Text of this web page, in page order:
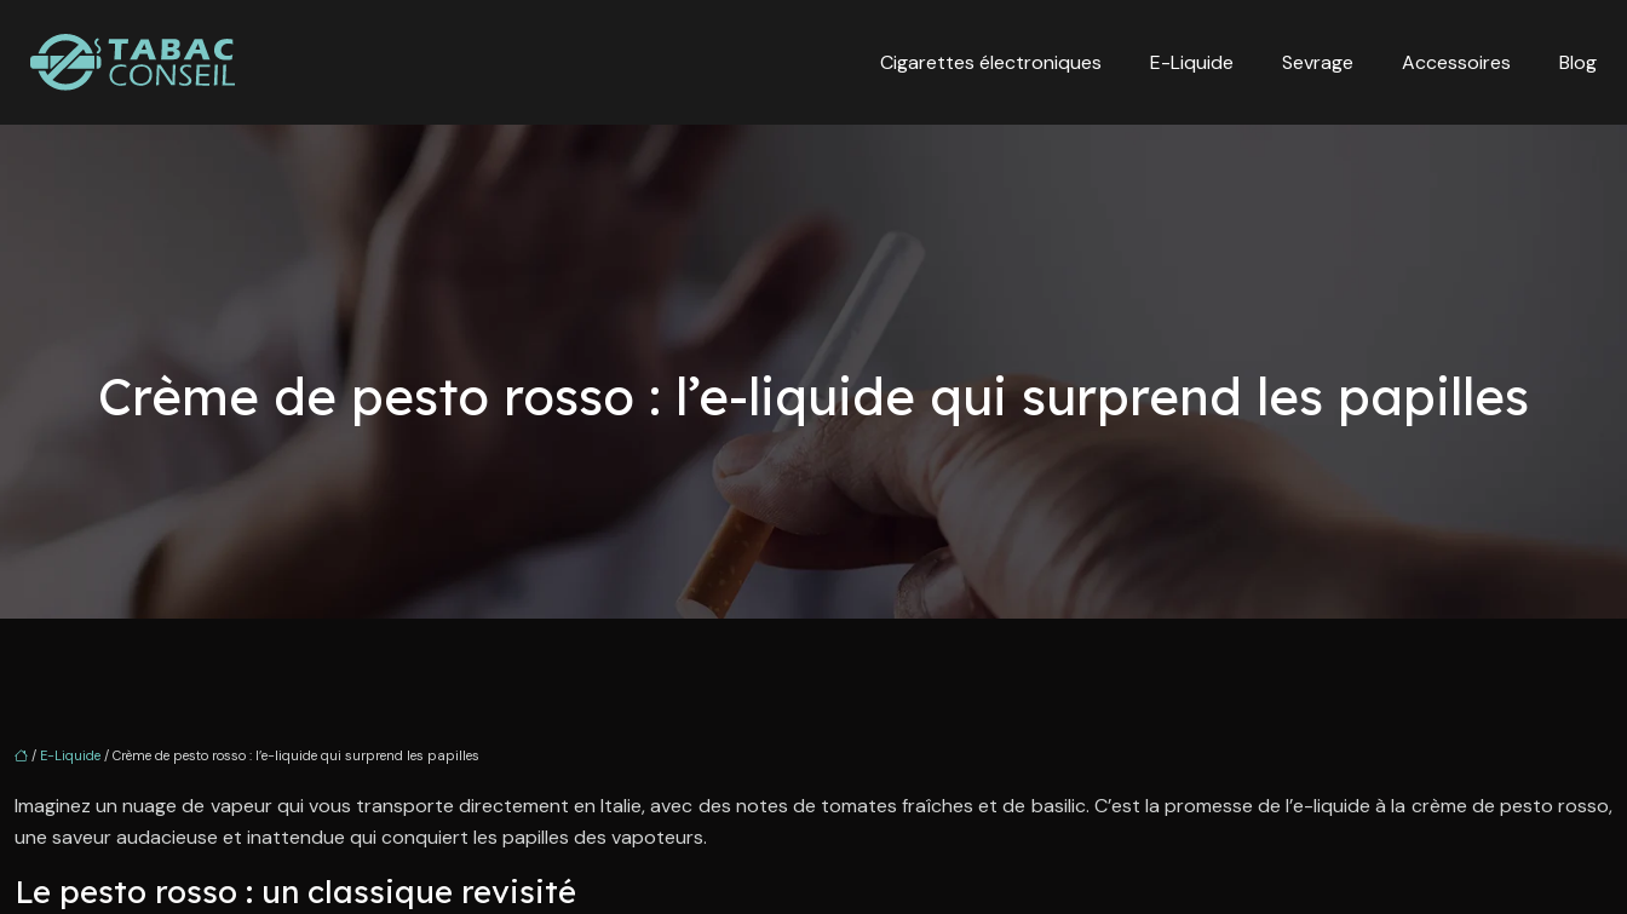
Cigarettes électroniques E-Liquide Sevrage Accessoires Blog
Crème de pesto rosso : l’e-liquide qui surprend les papilles
/ E-Liquide / Crème de pesto rosso : l’e-liquide qui surprend les papilles
Imaginez un nuage de vapeur qui vous transporte directement en Italie, avec des notes de tomates fraîches et de basilic. C’est la promesse de l’e-liquide à la crème de pesto rosso,
une saveur audacieuse et inattendue qui conquiert les papilles des vapoteurs.
Le pesto rosso : un classique revisité